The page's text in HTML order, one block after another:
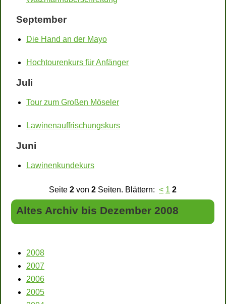
September
Die Hand an der Mayo
Hochtourenkurs für Anfänger
Juli
Tour zum Großen Möseler
Lawinenauffrischungskurs
Juni
Lawinenkundekurs
Seite2 von2 Seiten. Blättern:< 1 2
Altes Archiv bis Dezember 2008
2008
2007
2006
2005